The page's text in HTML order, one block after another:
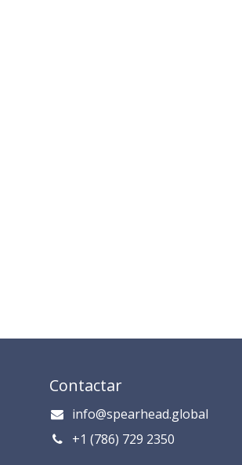
Contactar
info@spearhead.global
​​​​​​​​​​​+1 (786) 729 235​0​